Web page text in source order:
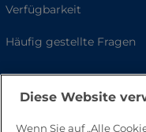
Verfügbarkeit
Häufig gestellte Fragen
Diese Website
Wenn Sie auf „Alle